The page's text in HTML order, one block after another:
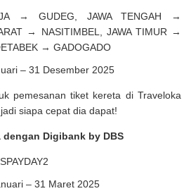
→ GUDEG, JAWA TENGAH →
→ NASITIMBEL, JAWA TIMUR →
→ GADOGADO
– 31 Desember 2025
pemesanan tiket kereta di Traveloka
siapa cepat dia dapat!
Digibank by DBS
– 31 Maret 2025